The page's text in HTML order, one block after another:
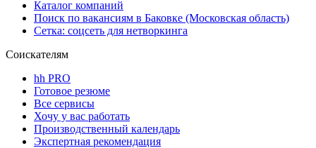
Каталог компаний
Поиск по вакансиям в Баковке (Московская область)
Сетка: соцсеть для нетворкинга
Соискателям
hh PRO
Готовое резюме
Все сервисы
Хочу у вас работать
Производственный календарь
Экспертная рекомендация